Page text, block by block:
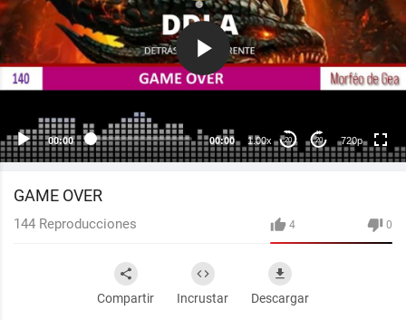
00:00 00:00 1.00x 20 20 720p
720p
240p
GAME OVER
4 0
144 Reproducciones
Compartir Incrustar Descargar